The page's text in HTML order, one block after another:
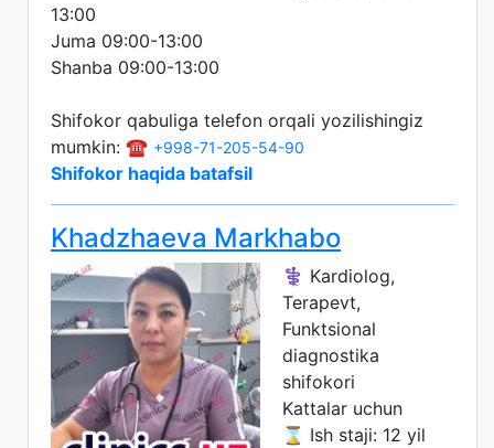
13:00
Juma 09:00-13:00
Shanba 09:00-13:00
Shifokor qabuliga telefon orqali yozilishingiz
mumkin: ☎️ +998-71-205-54-90
Shifokor haqida batafsil
Khadzhaeva Markhabo
⚕️ Kardiolog,
Terapevt,
Funktsional
diagnostika
shifokori
Kattalar uchun
⌛ Ish staji: 12 yil